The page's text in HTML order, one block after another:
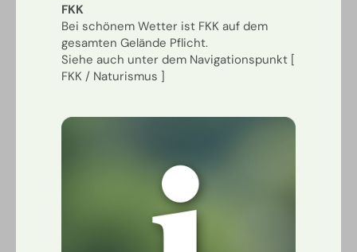
FKK
Bei schönem Wetter ist FKK auf dem
gesamten Gelände Pflicht.
Siehe auch unter dem Navigationspunkt [
FKK / Naturismus ]